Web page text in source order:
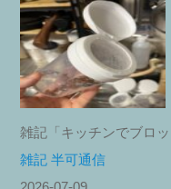
雑記「キッチンでブロ
雑記 半可通信